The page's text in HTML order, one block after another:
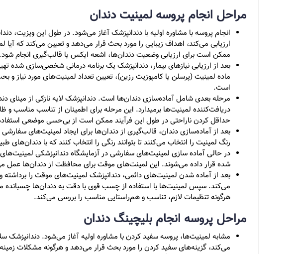
مراحل انجام پروسه لمینیت دندان
انجام پروسه با مشاوره اولیه با دندانپزشک آغاز می‌شود. در طول این ویزیت،
ارزیابی می‌کند، اهداف زیبایی را مورد بحث قرار می‌دهد و تعیین می‌کند که
ممکن است برای ارزیابی وضعیت دندان‌ها، اشعه ایکس یا قالب‌گیری انجام شود.
بعد از ارزیابی نیازهای بیمار، دندانپزشک یک برنامه درمانی شخصی‌سازی شده
ماده لمینیت (پرسلن یا کامپوزیت رزین)، تعیین تعداد لمینیت‌های مورد نیاز و
است.
مرحله بعدی شامل آماده‌سازی دندان‌ها است. دندانپزشک لایه نازکی از مینای
دریافت‌کننده لمینیت‌ها برمیدارد. این مرحله برای اطمینان از تناسب مناسب
حداقل کردن ناراحتی در طول این فرآیند ممکن است از بی‌حسی موضعی
بعد از آماده‌سازی دندان، قالب‌گیری از دندان‌ها برای ایجاد لمینیت‌های
رنگ لمینیت را انتخاب می‌کنند تا بتوانند رنگی را انتخاب کنند که با
در حالی آماده سازی لمینیت‌های سفارشی در آزمایشگاه دندانپزشکی
شده قرار داده می‌شوند. این‌ لمینت‌های موقت برای محافظت از دندان‌ها عمل
بعد از آماده شدن لمینیت‌های دائمی، دندانپزشک لمینیت‌های موقت را برداشته
می‌کند. سپس لمینیت‌ها با استفاده از چسب قوی با دقت به دندان‌ها چسبانده
هرگونه تنظیمات لازم، تناسب و هم‌راستایی مناسب را بررسی می‌کند.
مراحل پروسه انجام بلیچینگ دندان
مشابه لمینیت‌ها، پروسه سفید کردن با مشاوره اولیه آغاز می‌شود. دندانپزشک
می‌کند، گزینه‌های سفید کردن را مورد بحث قرار می‌دهد و هرگونه مشکلات